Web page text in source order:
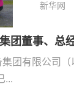
新华网
团董事、总
团有限公司
...